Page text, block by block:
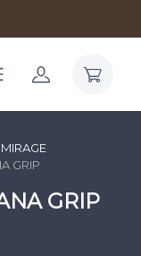
MIRAGE
GRIP
GRIP